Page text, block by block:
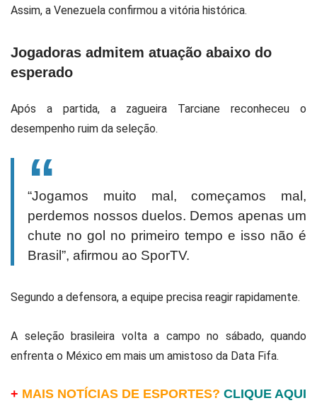
Assim, a Venezuela confirmou a vitória histórica.
Jogadoras admitem atuação abaixo do
esperado
Após a partida, a zagueira Tarciane reconheceu o
desempenho ruim da seleção.
“Jogamos muito mal, começamos mal,
perdemos nossos duelos. Demos apenas um
chute no gol no primeiro tempo e isso não é
Brasil”, afirmou ao SporTV.
Segundo a defensora, a equipe precisa reagir rapidamente.
A seleção brasileira volta a campo no sábado, quando
enfrenta o México em mais um amistoso da Data Fifa.
+ MAIS NOTÍCIAS DE ESPORTES? CLIQUE AQUI